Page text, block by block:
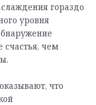
гораздо
уровня
счастья, чем
что